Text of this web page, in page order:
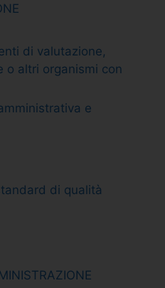
di valutazione,
o altri organismi con
e
di qualità